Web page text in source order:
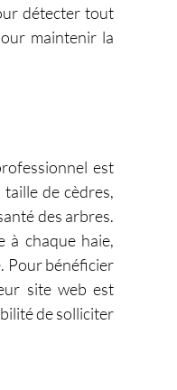
détecter tout
maintenir la
est
de cèdres,
des arbres.
à chaque haie,
Pour bénéficier
site web est
de solliciter